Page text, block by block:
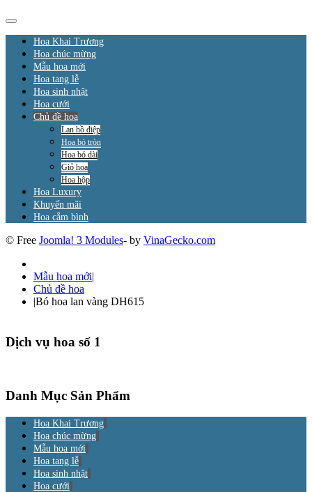
Hoa Khai Trương
Hoa chúc mừng
Mẫu hoa mới
Hoa tang lễ
Hoa sinh nhật
Hoa cưới
Chủ đề hoa
Lan hồ điệp
Hoa bó tròn
Hoa bó dài
Giỏ hoa
Hoa hộp
Hoa Luxury
Khuyến mãi
Hoa cắm bình
© Free Joomla! 3 Modules- by VinaGecko.com
Mẫu hoa mới|
Chủ đề hoa
|Bó hoa lan vàng DH615
Dịch vụ hoa số 1
Danh Mục Sản Phẩm
Hoa Khai Trương
Hoa chúc mừng
Mẫu hoa mới
Hoa tang lễ
Hoa sinh nhật
Hoa cưới